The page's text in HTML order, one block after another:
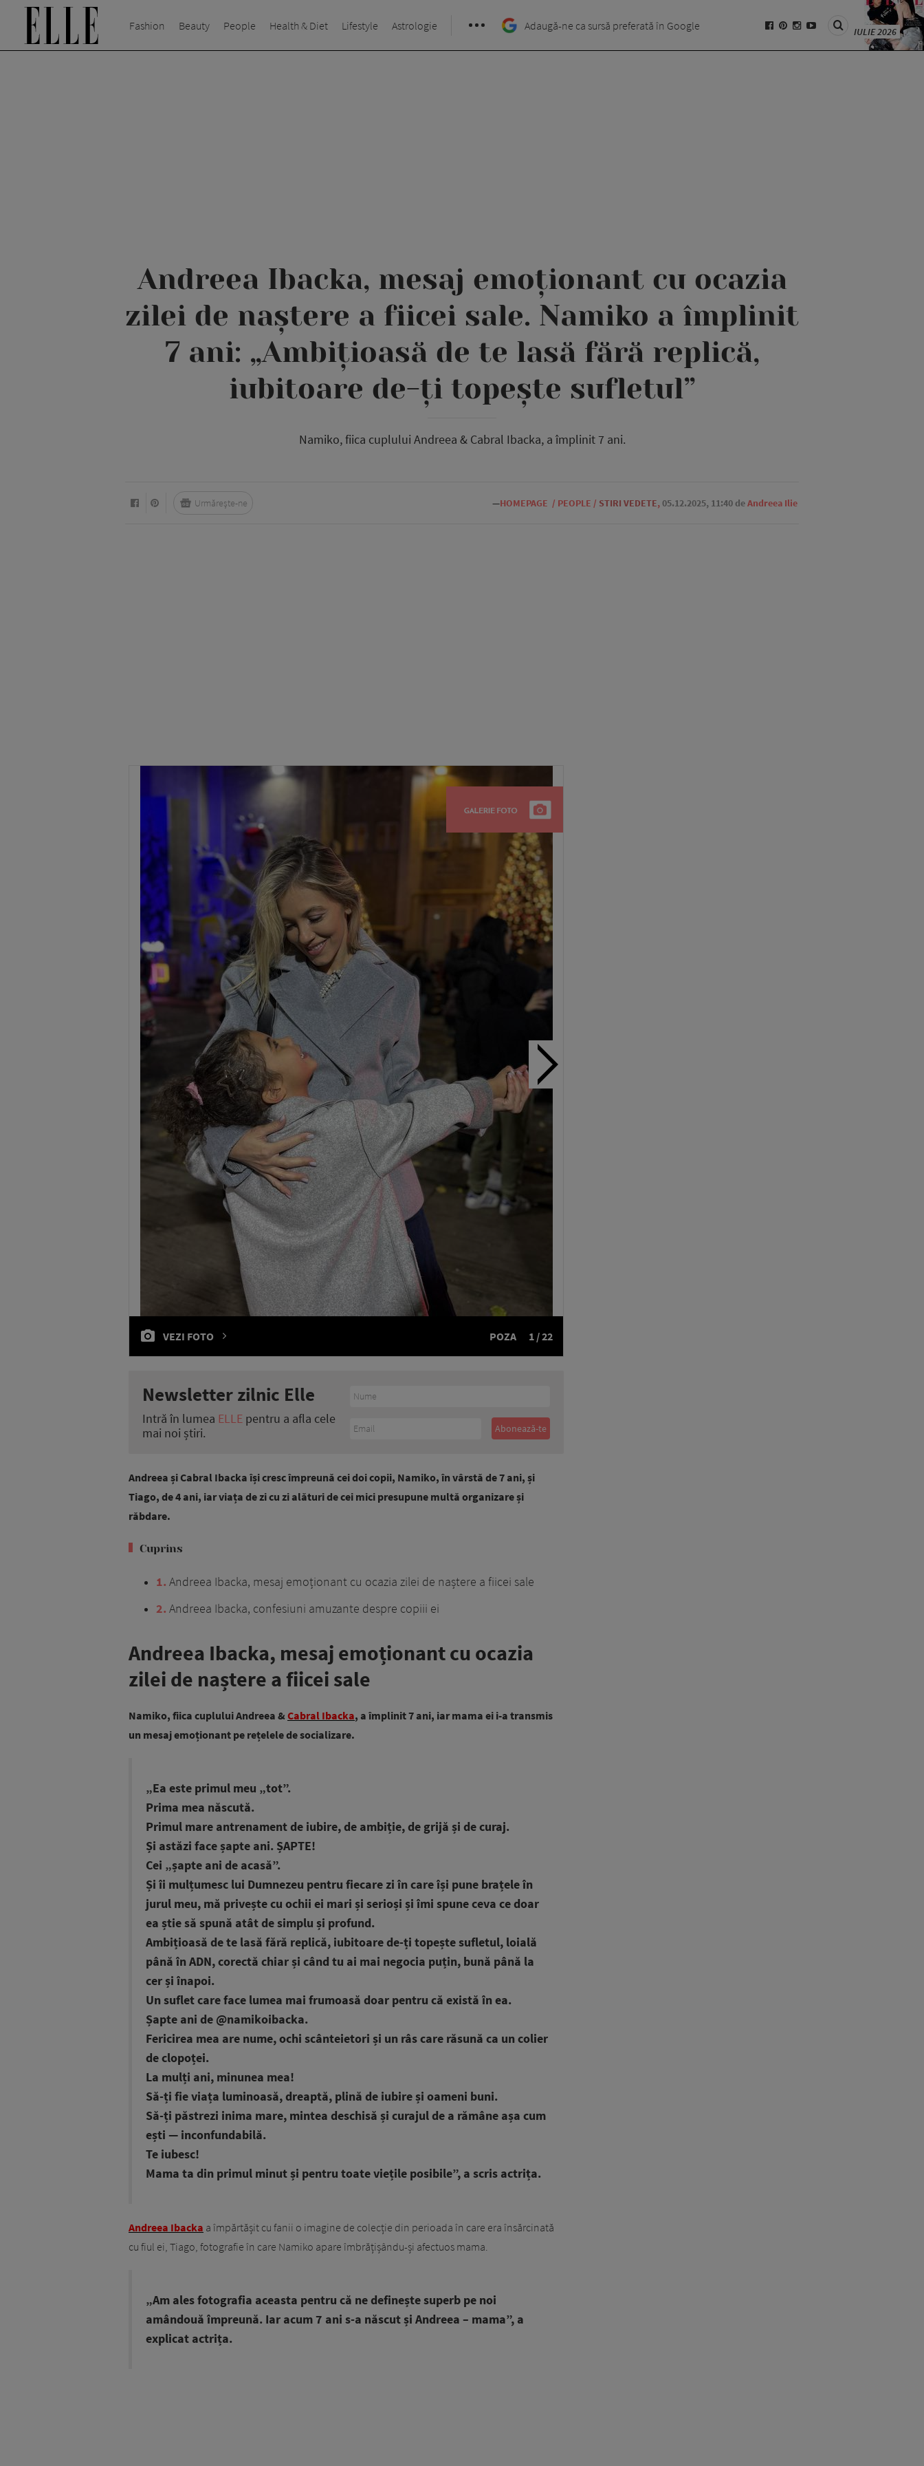
Fashion Beauty People Health & Diet Lifestyle Astrologie Adaugă-ne ca sursă preferată în Google IULIE 2026
Andreea Ibacka, mesaj emoționant cu ocazia
zilei de naștere a fiicei sale. Namiko a împlinit
7 ani: „Ambițioasă de te lasă fără replică,
iubitoare de-ți topește sufletul”
Namiko, fiica cuplului Andreea & Cabral Ibacka, a împlinit 7 ani.
—HOMEPAGE / PEOPLE / STIRI VEDETE,05.12.2025, 11:40 deAndreea Ilie
Urmărește-ne
VEZI FOTO POZA 1 / 22
Newsletter zilnic Elle
Intră în lumea ELLE pentru a afla cele
mai noi știri.
Andreea și Cabral Ibacka își cresc împreună cei doi copii, Namiko, în vârstă de 7 ani, și
Tiago, de 4 ani, iar viața de zi cu zi alături de cei mici presupune multă organizare și
răbdare.
Cuprins
1 Andreea Ibacka, mesaj emoționant cu ocazia zilei de naștere a fiicei sale
2 Andreea Ibacka, confesiuni amuzante despre copiii ei
Andreea Ibacka, mesaj emoționant cu ocazia
zilei de naștere a fiicei sale
Namiko, fiica cuplului Andreea &Cabral Ibacka, a împlinit 7 ani, iar mama ei i-a transmis
un mesaj emoționant pe rețelele de socializare.
„Ea este primul meu „tot”.
Prima mea născută.
Primul mare antrenament de iubire, de ambiție, de grijă și de curaj.
Și astăzi face șapte ani. ȘAPTE!
Cei „șapte ani de acasă”.
Și îi mulțumesc lui Dumnezeu pentru fiecare zi în care își pune brațele în
jurul meu, mă privește cu ochii ei mari și serioși și îmi spune ceva ce doar
ea știe să spună atât de simplu și profund.
Ambițioasă de te lasă fără replică, iubitoare de-ți topește sufletul, loială
până în ADN, corectă chiar și când tu ai mai negocia puțin, bună până la
cer și înapoi.
Un suflet care face lumea mai frumoasă doar pentru că există în ea.
Șapte ani de @namikoibacka.
Fericirea mea are nume, ochi scânteietori și un râs care răsună ca un colier
de clopoței.
La mulți ani, minunea mea!
Să-ți fie viața luminoasă, dreaptă, plină de iubire și oameni buni.
Să-ți păstrezi inima mare, mintea deschisă și curajul de a rămâne așa cum
ești — inconfundabilă.
Te iubesc!
Mama ta din primul minut și pentru toate viețile posibile”, a scris actrița.
Andreea Ibacka a împărtășit cu fanii o imagine de colecție din perioada în care era însărcinată
cu fiul ei, Tiago, fotografie în care Namiko apare îmbrățișându-și afectuos mama.
„Am ales fotografia aceasta pentru că ne definește superb pe noi
amândouă împreună. Iar acum 7 ani s-a născut și Andreea – mama”, a
explicat actrița.